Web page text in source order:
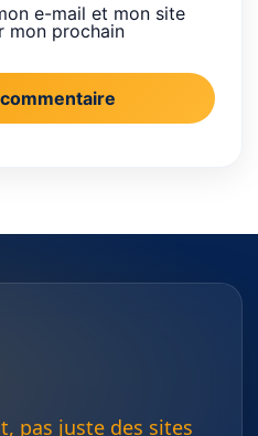
e-mail et mon site
mon prochain
pas juste des sites